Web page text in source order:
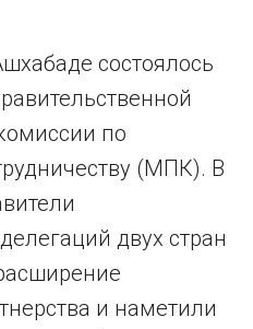
состоялось
по
(МПК). В
двух стран
и наметили